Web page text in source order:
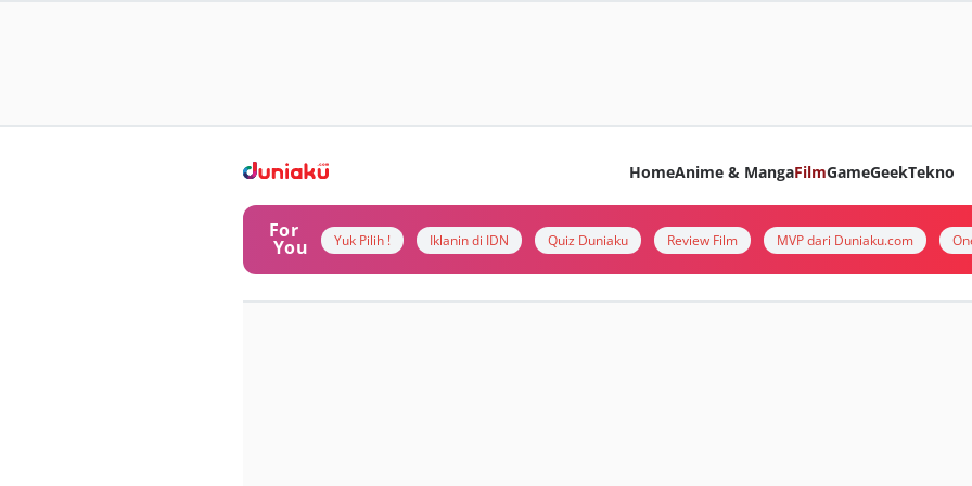
HomeAnime & MangaFilmGameGeekTekno
For
You Yuk Pilih ! Iklanin di IDN Quiz Duniaku Review Film MVP dari Duniaku.com